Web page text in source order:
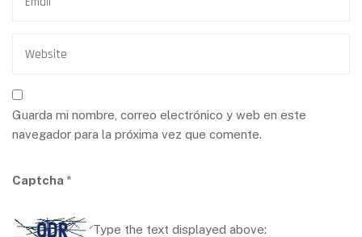
Guarda mi nombre, correo electrónico y web en este
navegador para la próxima vez que comente.
Captcha *
Type the text displayed above: